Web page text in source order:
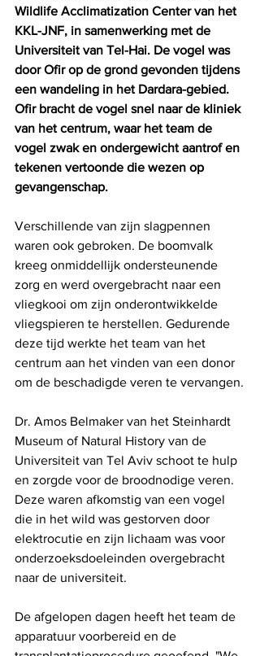
Wildlife Acclimatization Center van het
KKL-JNF, in samenwerking met de
Universiteit van Tel-Hai. De vogel was
door Ofir op de grond gevonden tijdens
een wandeling in het Dardara-gebied.
Ofir bracht de vogel snel naar de kliniek
van het centrum, waar het team de
vogel zwak en ondergewicht aantrof en
tekenen vertoonde die wezen op
gevangenschap.
Verschillende van zijn slagpennen
waren ook gebroken. De boomvalk
kreeg onmiddellijk ondersteunende
zorg en werd overgebracht naar een
vliegkooi om zijn onderontwikkelde
vliegspieren te herstellen. Gedurende
deze tijd werkte het team van het
centrum aan het vinden van een donor
om de beschadigde veren te vervangen.
Dr. Amos Belmaker van het Steinhardt
Museum of Natural History van de
Universiteit van Tel Aviv schoot te hulp
en zorgde voor de broodnodige veren.
Deze waren afkomstig van een vogel
die in het wild was gestorven door
elektrocutie en zijn lichaam was voor
onderzoeksdoeleinden overgebracht
naar de universiteit.
De afgelopen dagen heeft het team de
apparatuur voorbereid en de